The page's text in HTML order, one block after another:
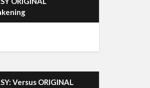
Versus ORIGINAL